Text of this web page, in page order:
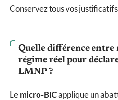
Conservez tous vos
Quelle différence entre
régime réel pour
LMNP ?
Lemicro-BICapplique un